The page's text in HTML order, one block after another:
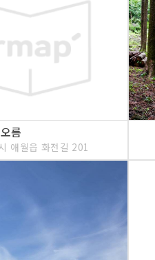
름
애월읍 화전길 201